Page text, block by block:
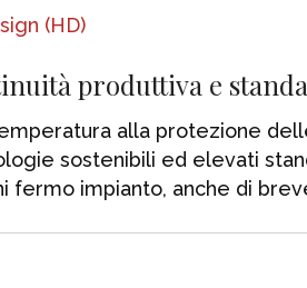
produttiva e
alla protezione
sostenibili ed elevati
fermo impianto, anche di